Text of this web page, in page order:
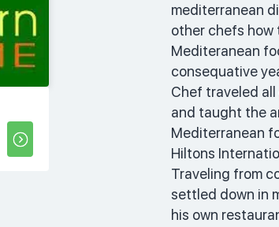
mediterranean
other chefs how
Mediteranean
consequative
Chef traveled
and taught the
Mediterranean
Hiltons
Traveling from
settled down in
his own